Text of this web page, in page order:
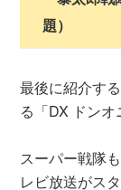
題）
最後に紹介す
る「DX ドンオ
スーパー戦隊
レビ放送がス